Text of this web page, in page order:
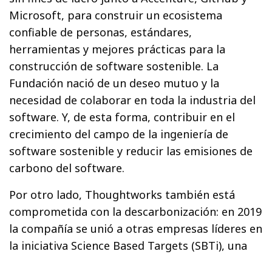
Microsoft, para construir un ecosistema
confiable de personas, estándares,
herramientas y mejores prácticas para la
construcción de software sostenible. La
Fundación nació de un deseo mutuo y la
necesidad de colaborar en toda la industria del
software. Y, de esta forma, contribuir en el
crecimiento del campo de la ingeniería de
software sostenible y reducir las emisiones de
carbono del software.
Por otro lado, Thoughtworks también está
comprometida con la descarbonización: en 2019
la compañía se unió a otras empresas líderes en
la iniciativa Science Based Targets (SBTi), una